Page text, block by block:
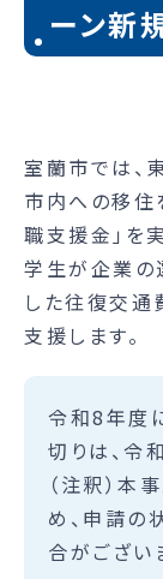
ーン新
室蘭市では、
市内への移住
職支援金」を
学生が企業の
した往復交
支援します。
令和8年度
切りは、令
（注釈）本
め、申請の
合がござい